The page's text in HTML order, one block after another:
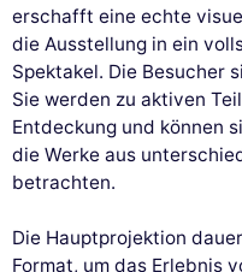
erschafft eine echte
die Ausstellung in ein
Spektakel. Die Besucher
Sie werden zu aktiven
Entdeckung und können
die Werke aus
betrachten.
Die Hauptprojektion
Format, um das Erlebnis